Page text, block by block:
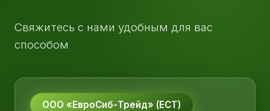
Свяжитесь с нами удобным для вас
способом
ООО «ЕвроСиб-Трейд» (ЕСТ)